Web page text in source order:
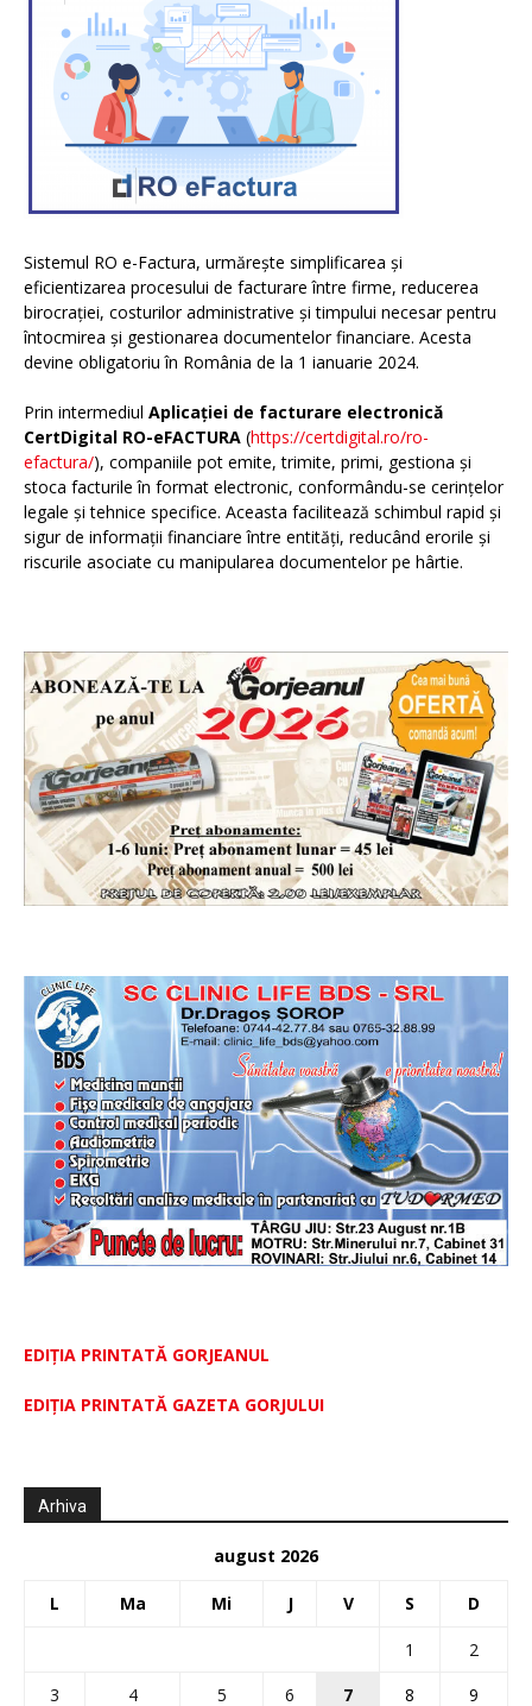
Sistemul RO e-Factura, urmărește simplificarea și
eficientizarea procesului de facturare între firme, reducerea
birocrației, costurilor administrative și timpului necesar pentru
întocmirea și gestionarea documentelor financiare. Acesta
devine obligatoriu în România de la 1 ianuarie 2024.
Prin intermediul Aplicației de facturare electronică
CertDigital RO-eFACTURA (https://certdigital.ro/ro-
efactura/), companiile pot emite, trimite, primi, gestiona și
stoca facturile în format electronic, conformându-se cerințelor
legale și tehnice specifice. Aceasta facilitează schimbul rapid și
sigur de informații financiare între entități, reducând erorile și
riscurile asociate cu manipularea documentelor pe hârtie.
EDIȚIA PRINTATĂ GORJEANUL
EDIŢIA PRINTATĂ GAZETA GORJULUI
Arhiva
august 2026
L Ma Mi J V S D
1
2
3
4 5 6 7 8 9